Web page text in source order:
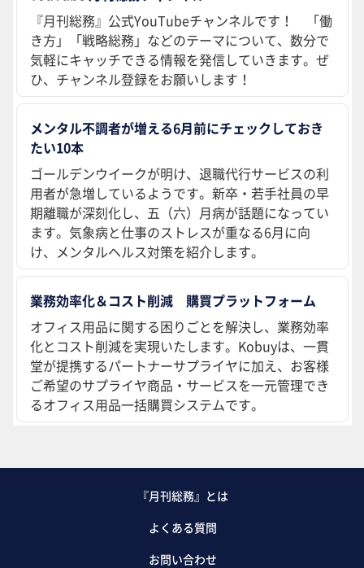
『月刊総務』公式YouTubeチャンネルです！ 「働
き方」「戦略総務」などのテーマについて、数分で
気軽にキャッチできる情報を発信していきます。ぜ
ひ、チャンネル登録をお願いします！
メンタル不調者が増える6月前にチェックしておき
たい10本
ゴールデンウイークが明け、退職代行サービスの利
用者が急増しているようです。新卒・若手社員の早
期離職が深刻化し、五（六）月病が話題になってい
ます。気象病と仕事のストレスが重なる6月に向
け、メンタルヘルス対策を紹介します。
業務効率化＆コスト削減 購買プラットフォーム
オフィス用品に関する困りごとを解決し、業務効率
化とコスト削減を実現いたします。Kobuyは、一貫
堂が提携するパートナーサプライヤに加え、お客様
ご希望のサプライヤ商品・サービスを一元管理でき
るオフィス用品一括購買システムです。
『月刊総務』とは
よくある質問
お問い合わせ